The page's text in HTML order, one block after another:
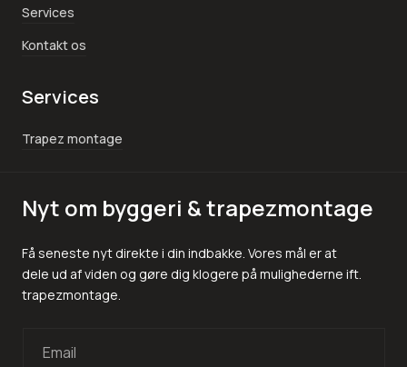
Services
Kontakt os
Services
Trapez montage
Nyt om byggeri & trapezmontage
Få seneste nyt direkte i din indbakke. Vores mål er at
dele ud af viden og gøre dig klogere på mulighederne ift.
trapezmontage.